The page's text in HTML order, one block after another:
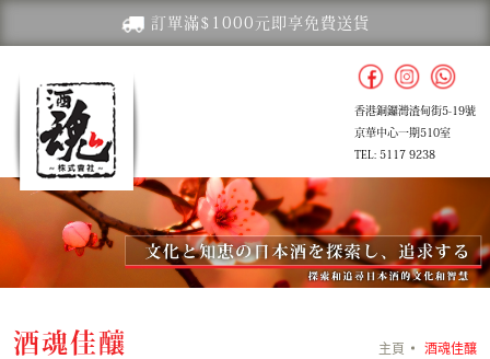
訂單滿$1000元即享免費送貨
香港銅鑼灣渣甸街5-19號
京華中心一期510室
TEL: 5117 9238
酒魂佳釀 主頁 酒魂佳釀